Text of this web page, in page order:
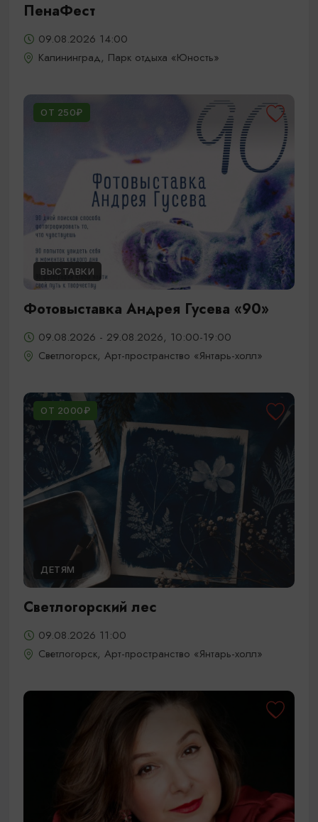
ПенаФест
09.08.2026 14:00
Калининград, Парк отдыха «Юность»
ОТ 250₽
ВЫСТАВКИ
Фотовыставка Андрея Гусева «90»
09.08.2026 - 29.08.2026, 10:00-19:00
Светлогорск, Арт-пространство «Янтарь-холл»
ОТ 2000₽
ДЕТЯМ
Светлогорский лес
09.08.2026 11:00
Светлогорск, Арт-пространство «Янтарь-холл»